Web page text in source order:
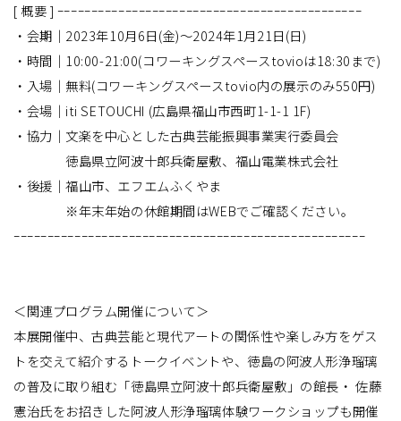
[ 概要 ] ｰｰｰｰｰｰｰｰｰｰｰｰｰｰｰｰｰｰｰｰｰｰｰｰｰｰｰｰｰｰｰｰｰｰｰｰｰｰｰｰｰｰｰｰｰ
・会期｜2023年10月6日(金)〜2024年1月21日(日)
・時間｜10:00-21:00(コワーキングスペースtovioは18:30まで)
・入場｜無料(コワーキングスペースtovio内の展示のみ550円)
・会場｜iti SETOUCHI (広島県福山市西町1-1-1 1F)
・協力｜文楽を中心とした古典芸能振興事業実行委員会
徳島県立阿波十郎兵衛屋敷、福山電業株式会社
・後援｜福山市、エフエムふくやま
※年末年始の休館期間はWEBでご確認ください。
ｰｰｰｰｰｰｰｰｰｰｰｰｰｰｰｰｰｰｰｰｰｰｰｰｰｰｰｰｰｰｰｰｰｰｰｰｰｰｰｰｰｰｰｰｰｰｰｰｰｰｰｰ
＜関連プログラム開催について＞
本展開催中、古典芸能と現代アートの関係性や楽しみ方をゲス
トを交えて紹介するトークイベントや、徳島の阿波人形浄瑠璃
の普及に取り組む「徳島県立阿波十郎兵衛屋敷」の館長・ 佐藤
憲治氏をお招きした阿波人形浄瑠璃体験ワークショップも開催